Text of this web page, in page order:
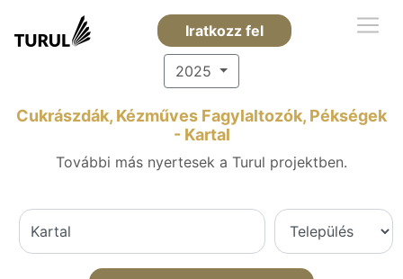
Iratkozz fel
2025
Cukrászdák, Kézműves Fagylaltozók, Pékségek
- Kartal
További más nyertesek a Turul projektben.